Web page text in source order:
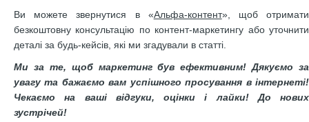
Ви можете звернутися в «Альфа-контент», щоб отримати
безкоштовну консультацію по контент-маркетингу або уточнити
деталі за будь-кейсів, які ми згадували в статті.
Ми за те, щоб маркетинг був ефективним! Дякуємо за
увагу та бажаємо вам успішного просування в інтернеті!
Чекаємо на ваші відгуки, оцінки і лайки! До нових
зустрічей!